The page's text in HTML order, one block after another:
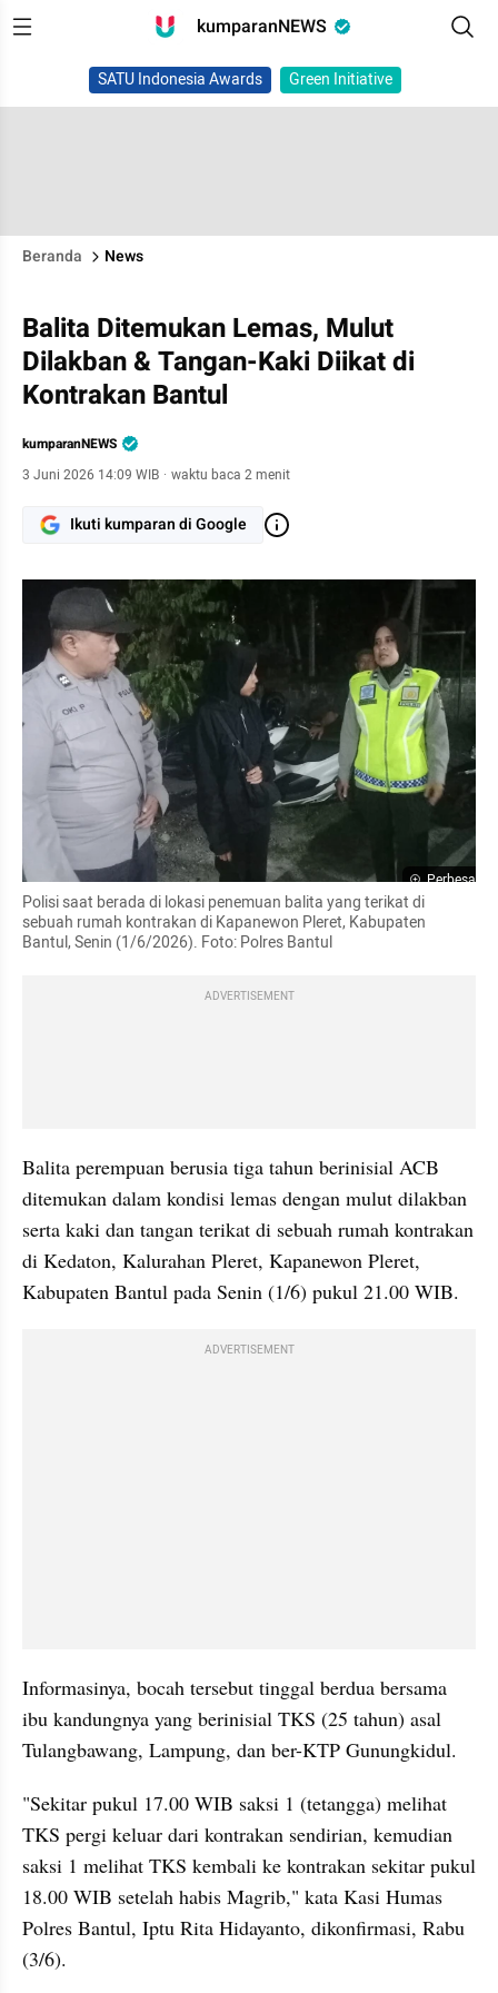
kumparanNEWS
SATU Indonesia Awards Green Initiative
Beranda News
Balita Ditemukan Lemas, Mulut
Dilakban & Tangan-Kaki Diikat di
Kontrakan Bantul
kumparanNEWS
3 Juni 2026 14:09 WIB · waktu baca 2 menit
Ikuti kumparan di Google
Perbesar
Polisi saat berada di lokasi penemuan balita yang terikat di
sebuah rumah kontrakan di Kapanewon Pleret, Kabupaten
Bantul, Senin (1/6/2026). Foto: Polres Bantul
ADVERTISEMENT
Balita perempuan berusia tiga tahun berinisial ACB
ditemukan dalam kondisi lemas dengan mulut dilakban
serta kaki dan tangan terikat di sebuah rumah kontrakan
di Kedaton, Kalurahan Pleret, Kapanewon Pleret,
Kabupaten Bantul pada Senin (1/6) pukul 21.00 WIB.
ADVERTISEMENT
Informasinya, bocah tersebut tinggal berdua bersama
ibu kandungnya yang berinisial TKS (25 tahun) asal
Tulangbawang, Lampung, dan ber-KTP Gunungkidul.
"Sekitar pukul 17.00 WIB saksi 1 (tetangga) melihat
TKS pergi keluar dari kontrakan sendirian, kemudian
saksi 1 melihat TKS kembali ke kontrakan sekitar pukul
18.00 WIB setelah habis Magrib," kata Kasi Humas
Polres Bantul, Iptu Rita Hidayanto, dikonfirmasi, Rabu
(3/6).